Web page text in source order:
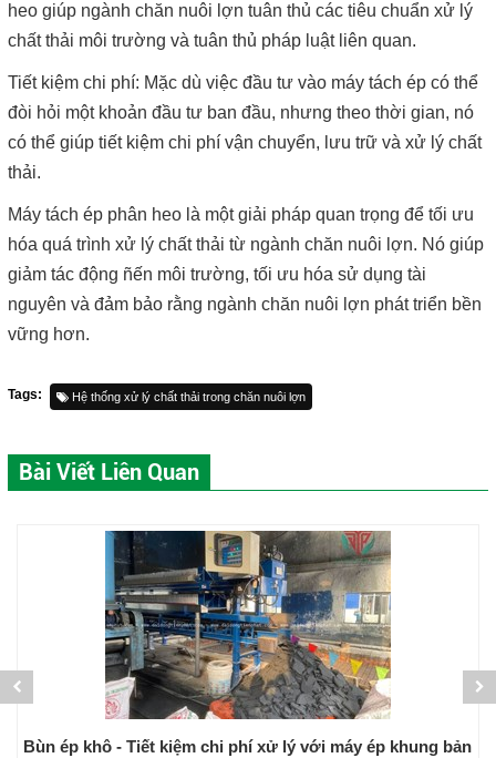
heo giúp ngành chăn nuôi lợn tuân thủ các tiêu chuẩn xử lý
chất thải môi trường và tuân thủ pháp luật liên quan.
Tiết kiệm chi phí: Mặc dù việc đầu tư vào máy tách ép có thể
đòi hỏi một khoản đầu tư ban đầu, nhưng theo thời gian, nó
có thể giúp tiết kiệm chi phí vận chuyển, lưu trữ và xử lý chất
thải.
Máy tách ép phân heo là một giải pháp quan trọng để tối ưu
hóa quá trình xử lý chất thải từ ngành chăn nuôi lợn. Nó giúp
giảm tác động ñến môi trường, tối ưu hóa sử dụng tài
nguyên và đảm bảo rằng ngành chăn nuôi lợn phát triển bền
vững hơn.
Tags: Hệ thống xử lý chất thải trong chăn nuôi lợn
Bài Viết Liên Quan
Bùn ép khô - Tiết kiệm chi phí xử lý với máy ép khung bản